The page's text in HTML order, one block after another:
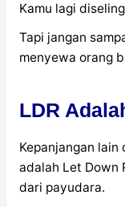
Kamu lagi
Tapi jangan
menyewa orang
LDR
Kepanjangan lain
adalah Let Down
dari payudara.